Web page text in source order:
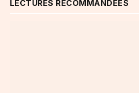
LECTURES RECOMMANDÉES